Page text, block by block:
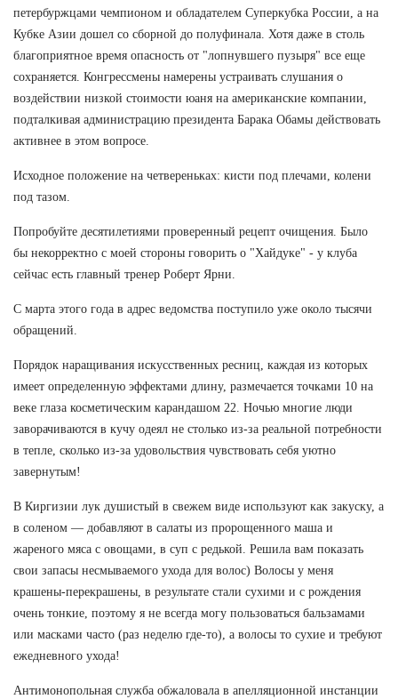
петербуржцами чемпионом и обладателем Суперкубка России, а на
Кубке Азии дошел со сборной до полуфинала. Хотя даже в столь
благоприятное время опасность от "лопнувшего пузыря" все еще
сохраняется. Конгрессмены намерены устраивать слушания о
воздействии низкой стоимости юаня на американские компании,
подталкивая администрацию президента Барака Обамы действовать
активнее в этом вопросе.
Исходное положение на четвереньках: кисти под плечами, колени
под тазом.
Попробуйте десятилетиями проверенный рецепт очищения. Было
бы некорректно с моей стороны говорить о "Хайдуке" - у клуба
сейчас есть главный тренер Роберт Ярни.
С марта этого года в адрес ведомства поступило уже около тысячи
обращений.
Порядок наращивания искусственных ресниц, каждая из которых
имеет определенную эффектами длину, размечается точками 10 на
веке глаза косметическим карандашом 22. Ночью многие люди
заворачиваются в кучу одеял не столько из-за реальной потребности
в тепле, сколько из-за удовольствия чувствовать себя уютно
завернутым!
В Киргизии лук душистый в свежем виде используют как закуску, а
в соленом — добавляют в салаты из пророщенного маша и
жареного мяса с овощами, в суп с редькой. Решила вам показать
свои запасы несмываемого ухода для волос) Волосы у меня
крашены-перекрашены, в результате стали сухими и с рождения
очень тонкие, поэтому я не всегда могу пользоваться бальзамами
или масками часто (раз неделю где-то), а волосы то сухие и требуют
ежедневного ухода!
Антимонопольная служба обжаловала в апелляционной инстанции